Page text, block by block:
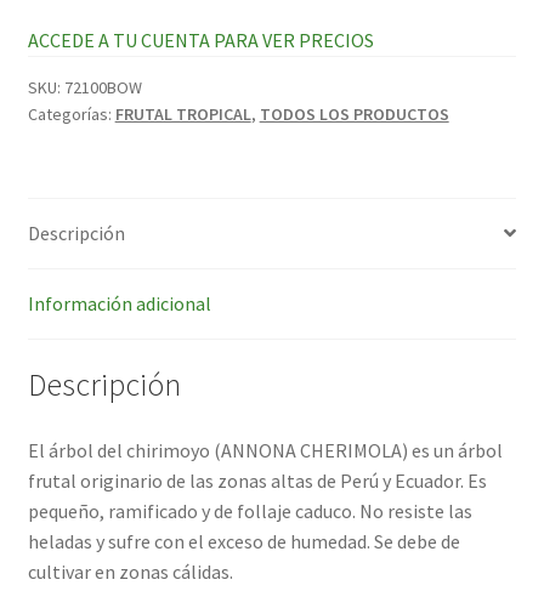
ACCEDE A TU CUENTA PARA VER PRECIOS
SKU: 72100BOW
Categorías: FRUTAL TROPICAL, TODOS LOS PRODUCTOS
Descripción
Información adicional
Descripción
El árbol del chirimoyo (ANNONA CHERIMOLA) es un árbol
frutal originario de las zonas altas de Perú y Ecuador. Es
pequeño, ramificado y de follaje caduco. No resiste las
heladas y sufre con el exceso de humedad. Se debe de
cultivar en zonas cálidas.